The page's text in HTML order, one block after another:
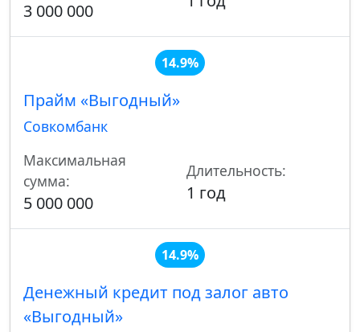
3 000 000
14.9%
Прайм «Выгодный»
Совкомбанк
Максимальная
сумма:
5 000 000
Длительность:
1 год
14.9%
Денежный кредит под залог авто
«Выгодный»